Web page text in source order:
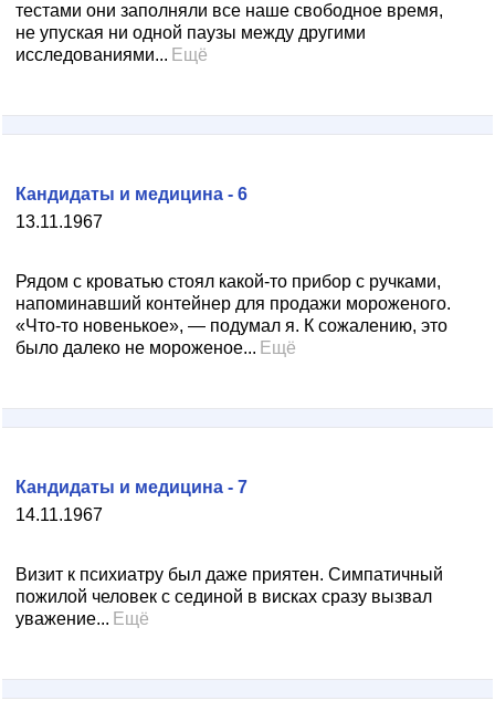
тестами они заполняли все наше свободное время,
не упуская ни одной паузы между другими
исследованиями... Ещё
13.11.1967
Кандидаты и медицина - 6
Рядом с кроватью стоял какой-то прибор с ручками,
напоминавший контейнер для продажи мороженого.
«Что-то новенькое», — подумал я. К сожалению, это
было далеко не мороженое... Ещё
14.11.1967
Кандидаты и медицина - 7
Визит к психиатру был даже приятен. Симпатичный
пожилой человек с сединой в висках сразу вызвал
уважение... Ещё